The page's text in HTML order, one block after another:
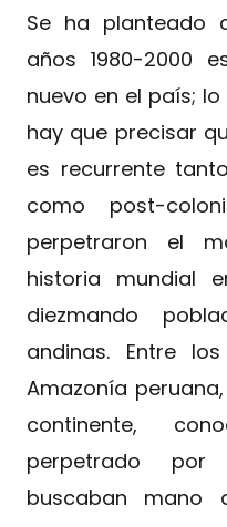
Se ha planteado
años 1980-2000
nuevo en el país;
hay que precisar
es recurrente
como post-
perpetraron el
historia mundial
diezmando
andinas. Entre
Amazonía
continente,
perpetrado
buscaban mano